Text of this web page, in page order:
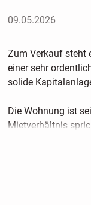
09.05.2026
Zum Verkauf steht
einer sehr
solide
Die Wohnung ist
Mietverhältnis
Mieterstruktur.
Vergangenheit
Die moderate